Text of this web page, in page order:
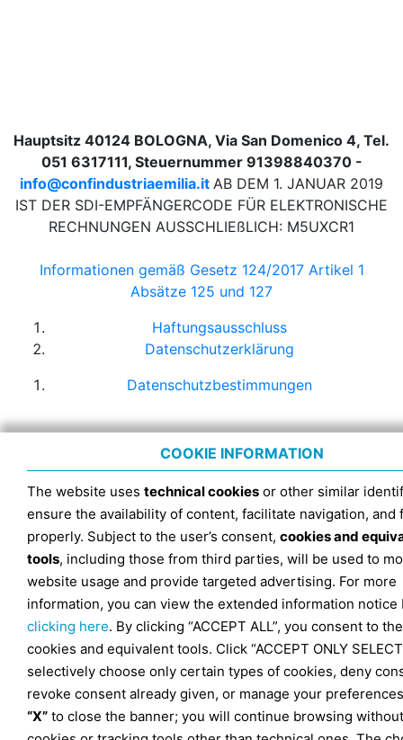
Hauptsitz 40124 BOLOGNA, Via San Domenico 4, Tel.
051 6317111, Steuernummer 91398840370 -
info@confindustriaemilia.it AB DEM 1. JANUAR 2019
IST DER SDI-EMPFÄNGERCODE FÜR ELEKTRONISCHE
RECHNUNGEN AUSSCHLIEßLICH: M5UXCR1
Informationen gemäß Gesetz 124/2017 Artikel 1
Absätze 125 und 127
Haftungsausschluss
Datenschutzerklärung
Datenschutzbestimmungen
COOKIE INFORMATION
The website uses technical cookies or other similar
ensure the availability of content, facilitate navigation, and
properly. Subject to the user’s consent, cookies and
tools, including those from third parties, will be used to
website usage and provide targeted advertising. For more
information, you can view the extended information notice
clicking here. By clicking “ACCEPT ALL”, you consent to
cookies and equivalent tools. Click “ACCEPT ONLY
selectively choose only certain types of cookies, deny
revoke consent already given, or manage your
“X” to close the banner; you will continue browsing without